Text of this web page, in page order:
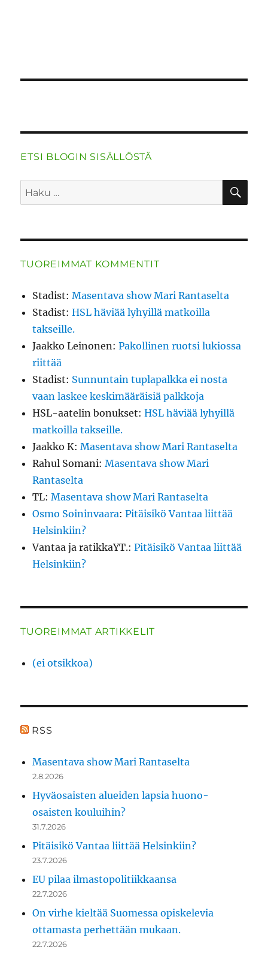
ETSI BLOGIN SISÄLLÖSTÄ
Etsi:
TUOREIMMAT KOMMENTIT
Stadist:Masentava show Mari Rantaselta
Stadist:HSL häviää lyhyillä matkoilla
takseille.
Jaakko Leinonen:Pakollinen ruotsi lukiossa
riittää
Stadist: Sunnuntain tuplapalkka ei nosta
vaan laskee keskimääräisiä palkkoja
HSL-aatelin bonukset:HSL häviää lyhyillä
matkoilla takseille.
Jaakko K:Masentava show Mari Rantaselta
Rahul Somani:Masentava show Mari
Rantaselta
TL:Masentava show Mari Rantaselta
Osmo Soininvaara:Pitäisikö Vantaa liittää
Helsinkiin?
Vantaa ja ratikkaYT.:Pitäisikö Vantaa liittää
Helsinkiin?
TUOREIMMAT ARTIKKELIT
(ei otsikkoa)
RSS
Masentava show Mari Rantaselta
2.8.2026
Hyväosaisten alueiden lapsia huono-
osaisten kouluihin?
31.7.2026
Pitäisikö Vantaa liittää Helsinkiin?
23.7.2026
EU pilaa ilmastopolitiikkaansa
22.7.2026
On virhe kieltää Suomessa opiskelevia
ottamasta perhettään mukaan.
22.7.2026